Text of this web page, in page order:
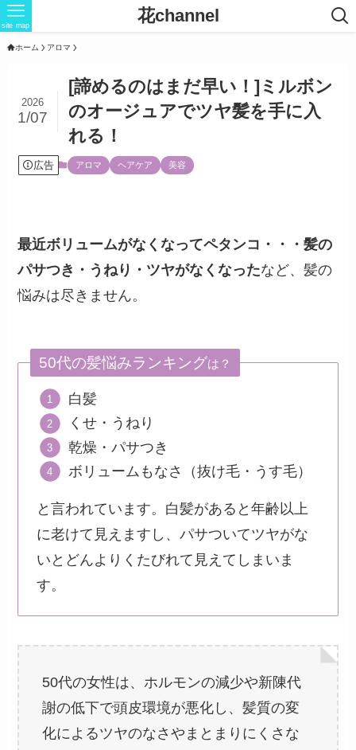
花channel
site map
ホーム アロマ
[諦めるのはまだ早い！]ミルボン
のオージュアでツヤ髪を手に入
れる！
2026
1/07
広告 アロマ ヘアケア 美容
最近ボリュームがなくなってペタンコ・・・髪の
パサつき・うねり・ツヤがなくなったなど、髪の
悩みは尽きません。
50代の髪悩みランキングは？
白髪
くせ・うねり
乾燥・パサつき
ボリュームもなさ（抜け毛・うす毛）
と言われています。白髪があると年齢以上
に老けて見えますし、パサついてツヤがな
いとどんよりくたびれて見えてしまいま
す。
50代の女性は、ホルモンの減少や新陳代
謝の低下で頭皮環境が悪化し、髪質の変
化によるツヤのなさやまとまりにくさな